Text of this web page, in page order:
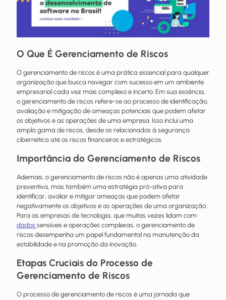
O Que É Gerenciamento de Riscos
O gerenciamento de riscos é uma prática essencial para qualquer
organização que busca navegar com sucesso em um ambiente
empresarial cada vez mais complexo e incerto. Em sua essência,
o gerenciamento de riscos refere-se ao processo de identificação,
avaliação e mitigação de ameaças potenciais que podem afetar
os objetivos e as operações de uma empresa. Isso inclui uma
ampla gama de riscos, desde os relacionados à segurança
cibernética até os riscos financeiros e estratégicos.
Importância do Gerenciamento de Riscos
Ademais, o gerenciamento de riscos não é apenas uma atividade
preventiva, mas também uma estratégia pró-ativa para
identificar, avaliar e mitigar ameaças que podem afetar
negativamente os objetivos e as operações de uma organização.
Para as empresas de tecnologia, que muitas vezes lidam com
dados sensíveis e operações complexas, o gerenciamento de
riscos desempenha um papel fundamental na manutenção da
estabilidade e na promoção da inovação.
Etapas Cruciais do Processo de
Gerenciamento de Riscos
O processo de gerenciamento de riscos é uma jornada que